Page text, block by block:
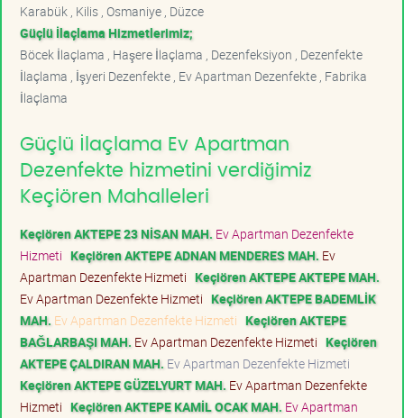
Karabük , Kilis , Osmaniye , Düzce
Güçlü İlaçlama Hizmetlerimiz;
Böcek İlaçlama , Haşere İlaçlama , Dezenfeksiyon , Dezenfekte
İlaçlama , İşyeri Dezenfekte , Ev Apartman Dezenfekte , Fabrika
İlaçlama
Güçlü İlaçlama Ev Apartman
Dezenfekte hizmetini verdiğimiz
Keçiören Mahalleleri
Keçiören AKTEPE 23 NİSAN MAH. Ev Apartman Dezenfekte
Hizmeti Keçiören AKTEPE ADNAN MENDERES MAH. Ev
Apartman Dezenfekte Hizmeti Keçiören AKTEPE AKTEPE MAH.
Ev Apartman Dezenfekte Hizmeti Keçiören AKTEPE BADEMLİK
MAH. Ev Apartman Dezenfekte Hizmeti Keçiören AKTEPE
BAĞLARBAŞI MAH. Ev Apartman Dezenfekte Hizmeti Keçiören
AKTEPE ÇALDIRAN MAH. Ev Apartman Dezenfekte Hizmeti
Keçiören AKTEPE GÜZELYURT MAH. Ev Apartman Dezenfekte
Hizmeti Keçiören AKTEPE KAMİL OCAK MAH. Ev Apartman